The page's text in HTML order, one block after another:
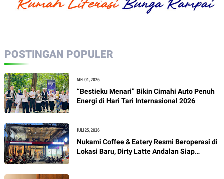
POSTINGAN POPULER
MEI 01, 2026
“Bestieku Menari” Bikin Cimahi Auto Penuh
Energi di Hari Tari Internasional 2026
JULI 25, 2026
Nukami Coffee & Eatery Resmi Beroperasi di
Lokasi Baru, Dirty Latte Andalan Siap